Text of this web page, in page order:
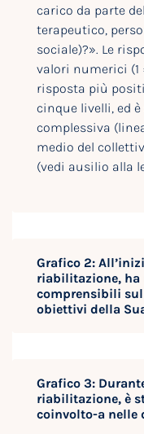
carico da parte
terapeutico,
sociale)?». Le
valori numerici (1
risposta più
cinque livelli, ed
complessiva
medio del
(vedi ausilio alla
Grafico 2:
riabilitazione,
comprensibili
obiettivi della
Grafico 3:
riabilitazione, è
coinvolto-a nelle